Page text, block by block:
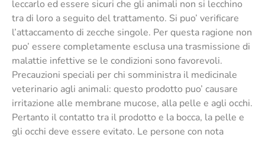
leccarlo ed essere sicuri che gli animali non si lecchino
tra di loro a seguito del trattamento. Si puo’ verificare
l’attaccamento di zecche singole. Per questa ragione non
puo’ essere completamente esclusa una trasmissione di
malattie infettive se le condizioni sono favorevoli.
Precauzioni speciali per chi somministra il medicinale
veterinario agli animali: questo prodotto puo’ causare
irritazione alle membrane mucose, alla pelle e agli occhi.
Pertanto il contatto tra il prodotto e la bocca, la pelle e
gli occhi deve essere evitato. Le persone con nota